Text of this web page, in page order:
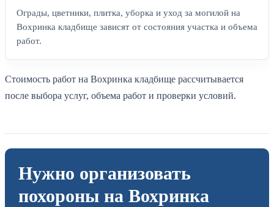
Ограды, цветники, плитка, уборка и уход за могилой на
Вохринка кладбище зависят от состояния участка и объема
работ.
Стоимость работ на Вохринка кладбище рассчитывается
после выбора услуг, объема работ и проверки условий.
Нужно организовать
похороны на Вохринка